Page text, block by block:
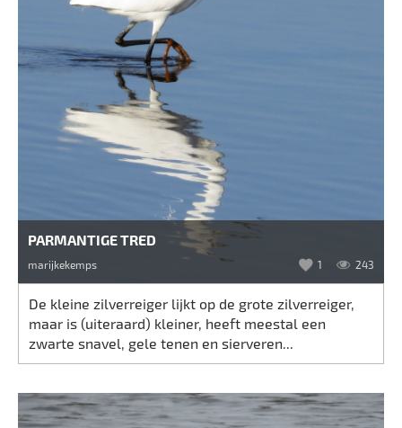
PARMANTIGE TRED
marijkekemps 1 243
De kleine zilverreiger lijkt op de grote zilverreiger,
maar is (uiteraard) kleiner, heeft meestal een
zwarte snavel, gele tenen en sierveren...